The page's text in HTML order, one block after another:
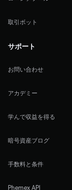
取引ボット
サポート
お問い合わせ
アカデミー
学んで収益を得る
暗号資産ブログ
手数料と条件
Phemex API